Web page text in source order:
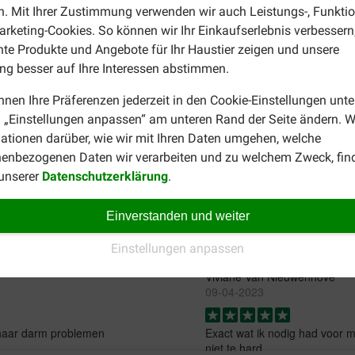
Mit Ihrer Zustimmung verwenden wir auch Leistungs-,
Cookies. So können wir Ihr Einkaufserlebnis
Produkte und Angebote für Ihr Haustier zeigen und unsere
besser auf Ihre Interessen abstimmen.
Ihre Präferenzen jederzeit in den Cookie-Einstellungen
„Einstellungen anpassen“ am unteren Rand der Seite ändern.
darüber, wie wir mit Ihren Daten umgehen, welche
Daten wir verarbeiten und zu welchem Zweck,
Datenschutzerklärung.
Einverstanden und weiter
Einstellungen anpassen
Hundekeksen, die als
Belohnung nebenbei.
Gyula
11-07-2026
Super!Gute qwalitet
sinon ça part trop vite
Martine
27-10-2023
Une friandise très appréciée
Translate to English
darm problemen
Viviane Van Nieuwenhove
09-04-2023
Exact wat ik nodig had voor
niet te hard